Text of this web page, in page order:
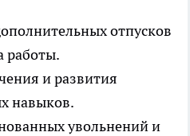
отпусков
работы.
и развития
навыков.
увольнений и